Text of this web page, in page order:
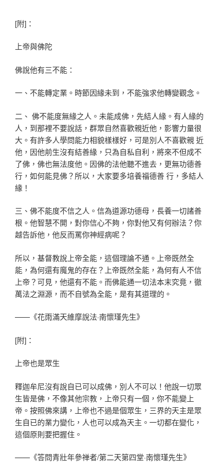
[附]：
上帝與佛陀
佛說他有三不能：
一、不能轉定業。時節因緣未到，不能強求他轉變觀念。
二、 佛不能度無緣之人。未能成佛，先結人緣。有人緣的
人，到那裡不要說話，群眾自然喜歡親近他，影響力量很
大。有許多人學問能力相貌樣樣好，可是別人不喜歡親 近
他，因他前生沒有結善緣，只為自私自利，將來不但成不
了佛，佛也無法度他。因佛的法他聽不進去，更無功德善
行，如何能見佛？所以，大家要多培養福德善 行，多結人
緣！
三、佛不能度不信之人。信為道源功德母，長養一切諸善
根。他智慧不開，對你信心不夠，你對他又有何辦法？你
越告訴他，他反而罵你神經病呢？
所以，基督教說上帝全能，這個理論不通。上帝既然全
能，為何還有魔鬼的存在？上帝既然全能，為何有人不信
上帝？可見，他還有不能。而佛能通一切法本末究竟，徹
萬法之淵源，而不自號為全能，是有其道理的。
——《花雨滿天維摩說法·南懷瑾先生》
[附]：
上帝也是眾生
釋迦牟尼沒有說自已可以成佛，別人不可以！他說一切眾
生皆是佛，不像其他宗教，上帝只有一個，你不能變上
帝。按照佛來講，上帝也不過是個眾生，三界的天主是眾
生自已的業力變化，人也可以成為天主。一切都在變化，
這個原則要把握住。
——《答問青壯年參禅者/第二天第四堂·南懷瑾先生》